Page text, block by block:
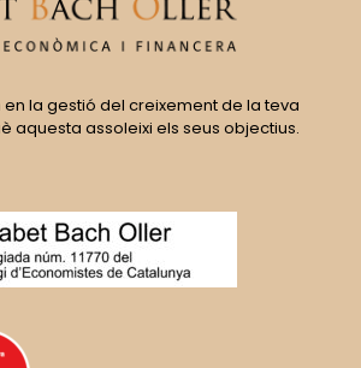
en la gestió del creixement de la teva
aquesta assoleixi els seus objectius.